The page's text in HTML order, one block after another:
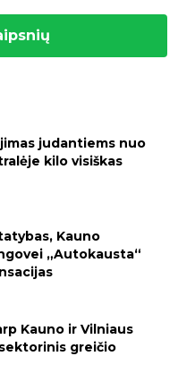
judantiems nuo
kilo visiškas
Kauno
„Autokausta“
Kauno ir Vilniaus
greičio